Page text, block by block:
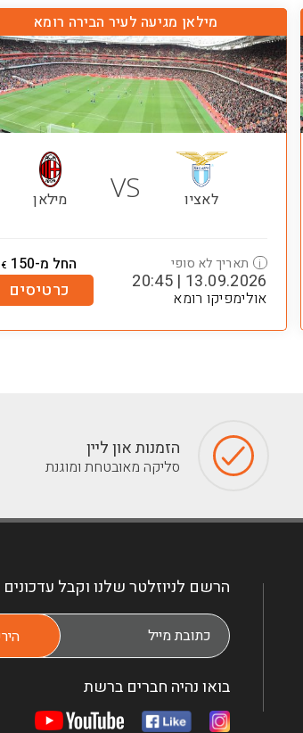
מילאן מגיעה לעיר הבירה רומא
לאציו VS מילאן
i תאריך לא סופי
13.09.2026 | 20:45
אולימפיקו רומא
החל מ-150 €
כרטיסים
הזמנות און ליין
סליקה מאובטחת ומוגנת
הרשם לניוזלטר שלנו וקבל עדכונים
בואו נהיה חברים ברשת